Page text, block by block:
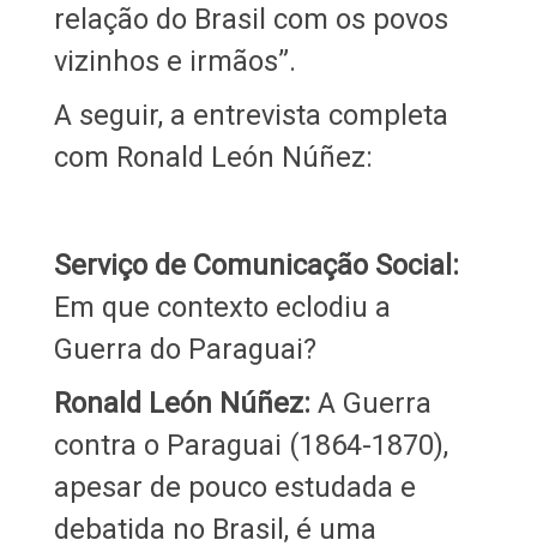
relação do Brasil com os povos
vizinhos e irmãos”.
A seguir, a entrevista completa
com Ronald León Núñez:
Serviço de Comunicação Social:
Em que contexto eclodiu a
Guerra do Paraguai?
Ronald León Núñez: A Guerra
contra o Paraguai (1864-1870),
apesar de pouco estudada e
debatida no Brasil, é uma